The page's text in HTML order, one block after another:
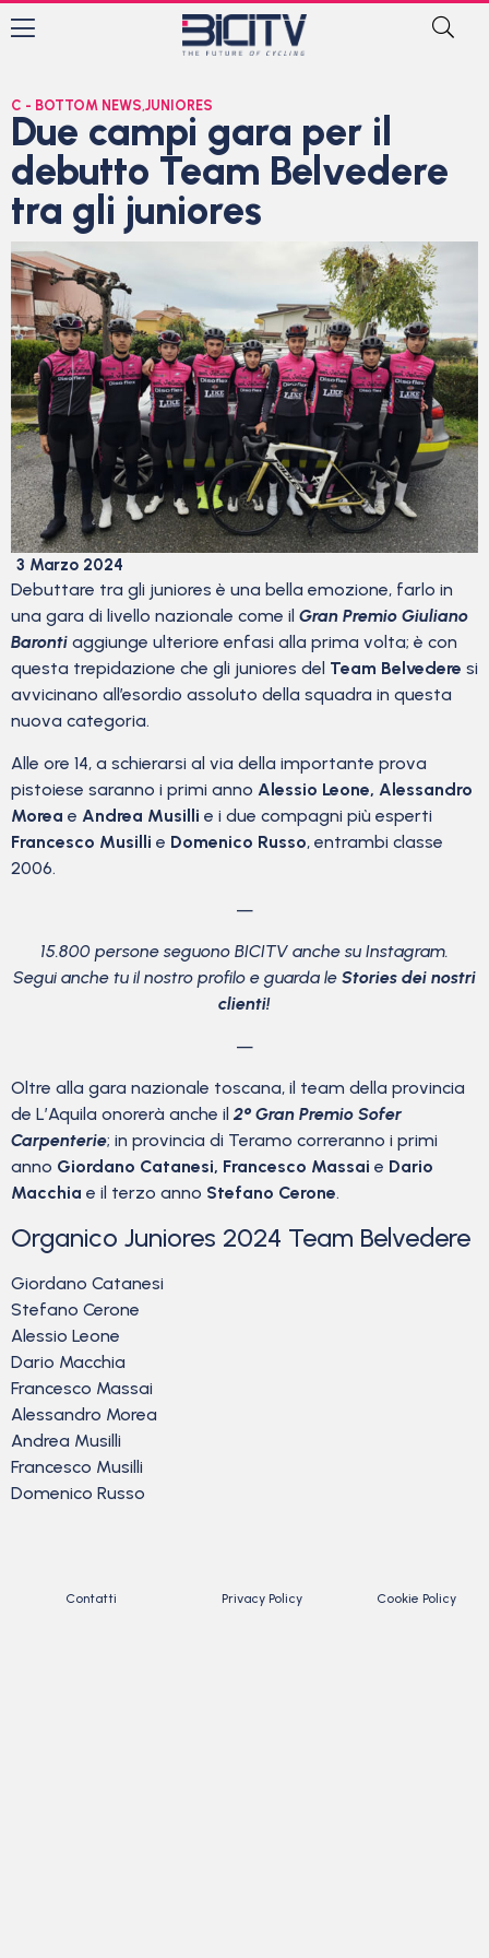
C - BOTTOM NEWS,JUNIORES
Due campi gara per il
debutto Team Belvedere
tra gli juniores
3 Marzo 2024
Debuttare tra gli juniores è una bella emozione, farlo in
una gara di livello nazionale come il Gran Premio Giuliano
Baronti aggiunge ulteriore enfasi alla prima volta; è con
questa trepidazione che gli juniores del Team Belvedere si
avvicinano all’esordio assoluto della squadra in questa
nuova categoria.
Alle ore 14, a schierarsi al via della importante prova
pistoiese saranno i primi anno Alessio Leone, Alessandro
Morea e Andrea Musilli e i due compagni più esperti
Francesco Musilli e Domenico Russo, entrambi classe
2006.
—
15.800 persone seguono BICITV anche su Instagram.
Segui anche tu il nostro profilo e guarda le Stories dei nostri
clienti!
—
Oltre alla gara nazionale toscana, il team della provincia
de L’Aquila onorerà anche il 2° Gran Premio Sofer
Carpenterie; in provincia di Teramo correranno i primi
anno Giordano Catanesi, Francesco Massai e Dario
Macchia e il terzo anno Stefano Cerone.
Organico Juniores 2024 Team Belvedere
Giordano Catanesi
Stefano Cerone
Alessio Leone
Dario Macchia
Francesco Massai
Alessandro Morea
Andrea Musilli
Francesco Musilli
Domenico Russo
Contatti Privacy Policy Cookie Policy